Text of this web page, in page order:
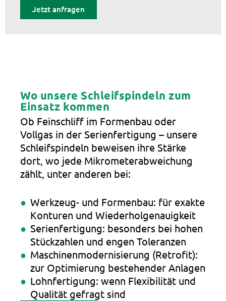
Jetzt anfragen
Wo unsere Schleifspindeln zum
Einsatz kommen
Ob Feinschliff im Formenbau oder
Vollgas in der Serienfertigung – unsere
Schleifspindeln beweisen ihre Stärke
dort, wo jede Mikrometerabweichung
zählt, unter anderen bei:
Werkzeug- und Formenbau: für exakte
Konturen und Wiederholgenauigkeit
Serienfertigung: besonders bei hohen
Stückzahlen und engen Toleranzen
Maschinenmodernisierung (Retrofit):
zur Optimierung bestehender Anlagen
Lohnfertigung: wenn Flexibilität und
Qualität gefragt sind